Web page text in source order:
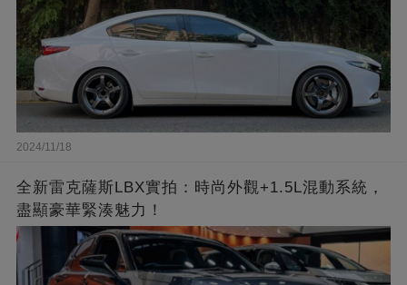
2024/11/18
全新雷克薩斯LBX實拍：時尚外觀+1.5L混動系統，
盡顯豪華緊湊魅力！